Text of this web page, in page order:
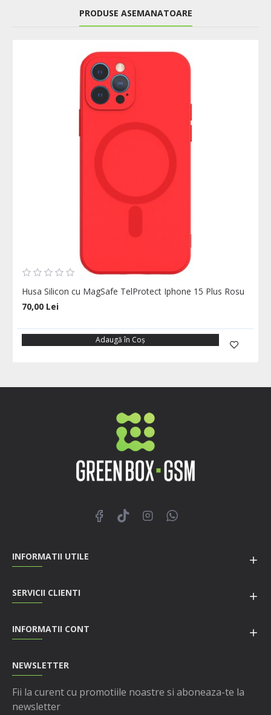
PRODUSE ASEMANATOARE
Husa Silicon cu MagSafe TelProtect Iphone 15 Plus Rosu
70,00 Lei
Adaugă în Coş
INFORMATII UTILE
SERVICII CLIENTI
INFORMATII CONT
NEWSLETTER
Fii la curent cu promotiile noastre si aboneaza-te la
newsletter